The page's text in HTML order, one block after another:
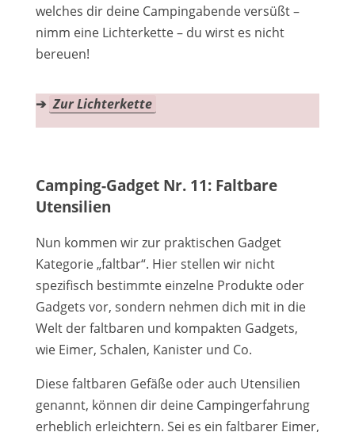
welches dir deine Campingabende versüßt –
nimm eine Lichterkette – du wirst es nicht
bereuen!
➔ Zur Lichterkette
Camping-Gadget Nr. 11: Faltbare
Utensilien
Nun kommen wir zur praktischen Gadget
Kategorie „faltbar“. Hier stellen wir nicht
spezifisch bestimmte einzelne Produkte oder
Gadgets vor, sondern nehmen dich mit in die
Welt der faltbaren und kompakten Gadgets,
wie Eimer, Schalen, Kanister und Co.
Diese faltbaren Gefäße oder auch Utensilien
genannt, können dir deine Campingerfahrung
erheblich erleichtern. Sei es ein faltbarer Eimer,